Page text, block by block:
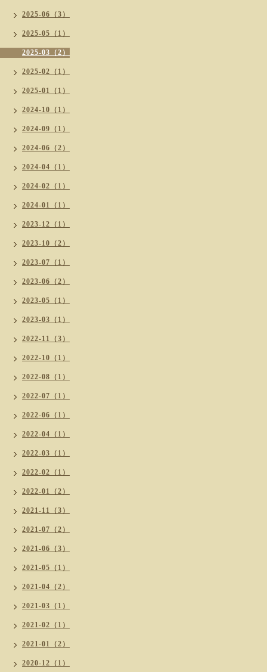
2025-06（3）
2025-05（1）
2025-03（2）
2025-02（1）
2025-01（1）
2024-10（1）
2024-09（1）
2024-06（2）
2024-04（1）
2024-02（1）
2024-01（1）
2023-12（1）
2023-10（2）
2023-07（1）
2023-06（2）
2023-05（1）
2023-03（1）
2022-11（3）
2022-10（1）
2022-08（1）
2022-07（1）
2022-06（1）
2022-04（1）
2022-03（1）
2022-02（1）
2022-01（2）
2021-11（3）
2021-07（2）
2021-06（3）
2021-05（1）
2021-04（2）
2021-03（1）
2021-02（1）
2021-01（2）
2020-12（1）